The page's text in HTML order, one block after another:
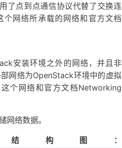
了点到点通信协议代替了交换连
网络所承载的网络和官方文档
安装环境之外的网络，并且非
网络为OpenStack环境中的虚拟
个网络和官方文档Networking
网络数据。
结构图：